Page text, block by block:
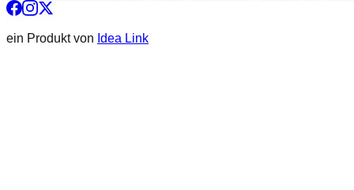
ein Produkt von Idea Link